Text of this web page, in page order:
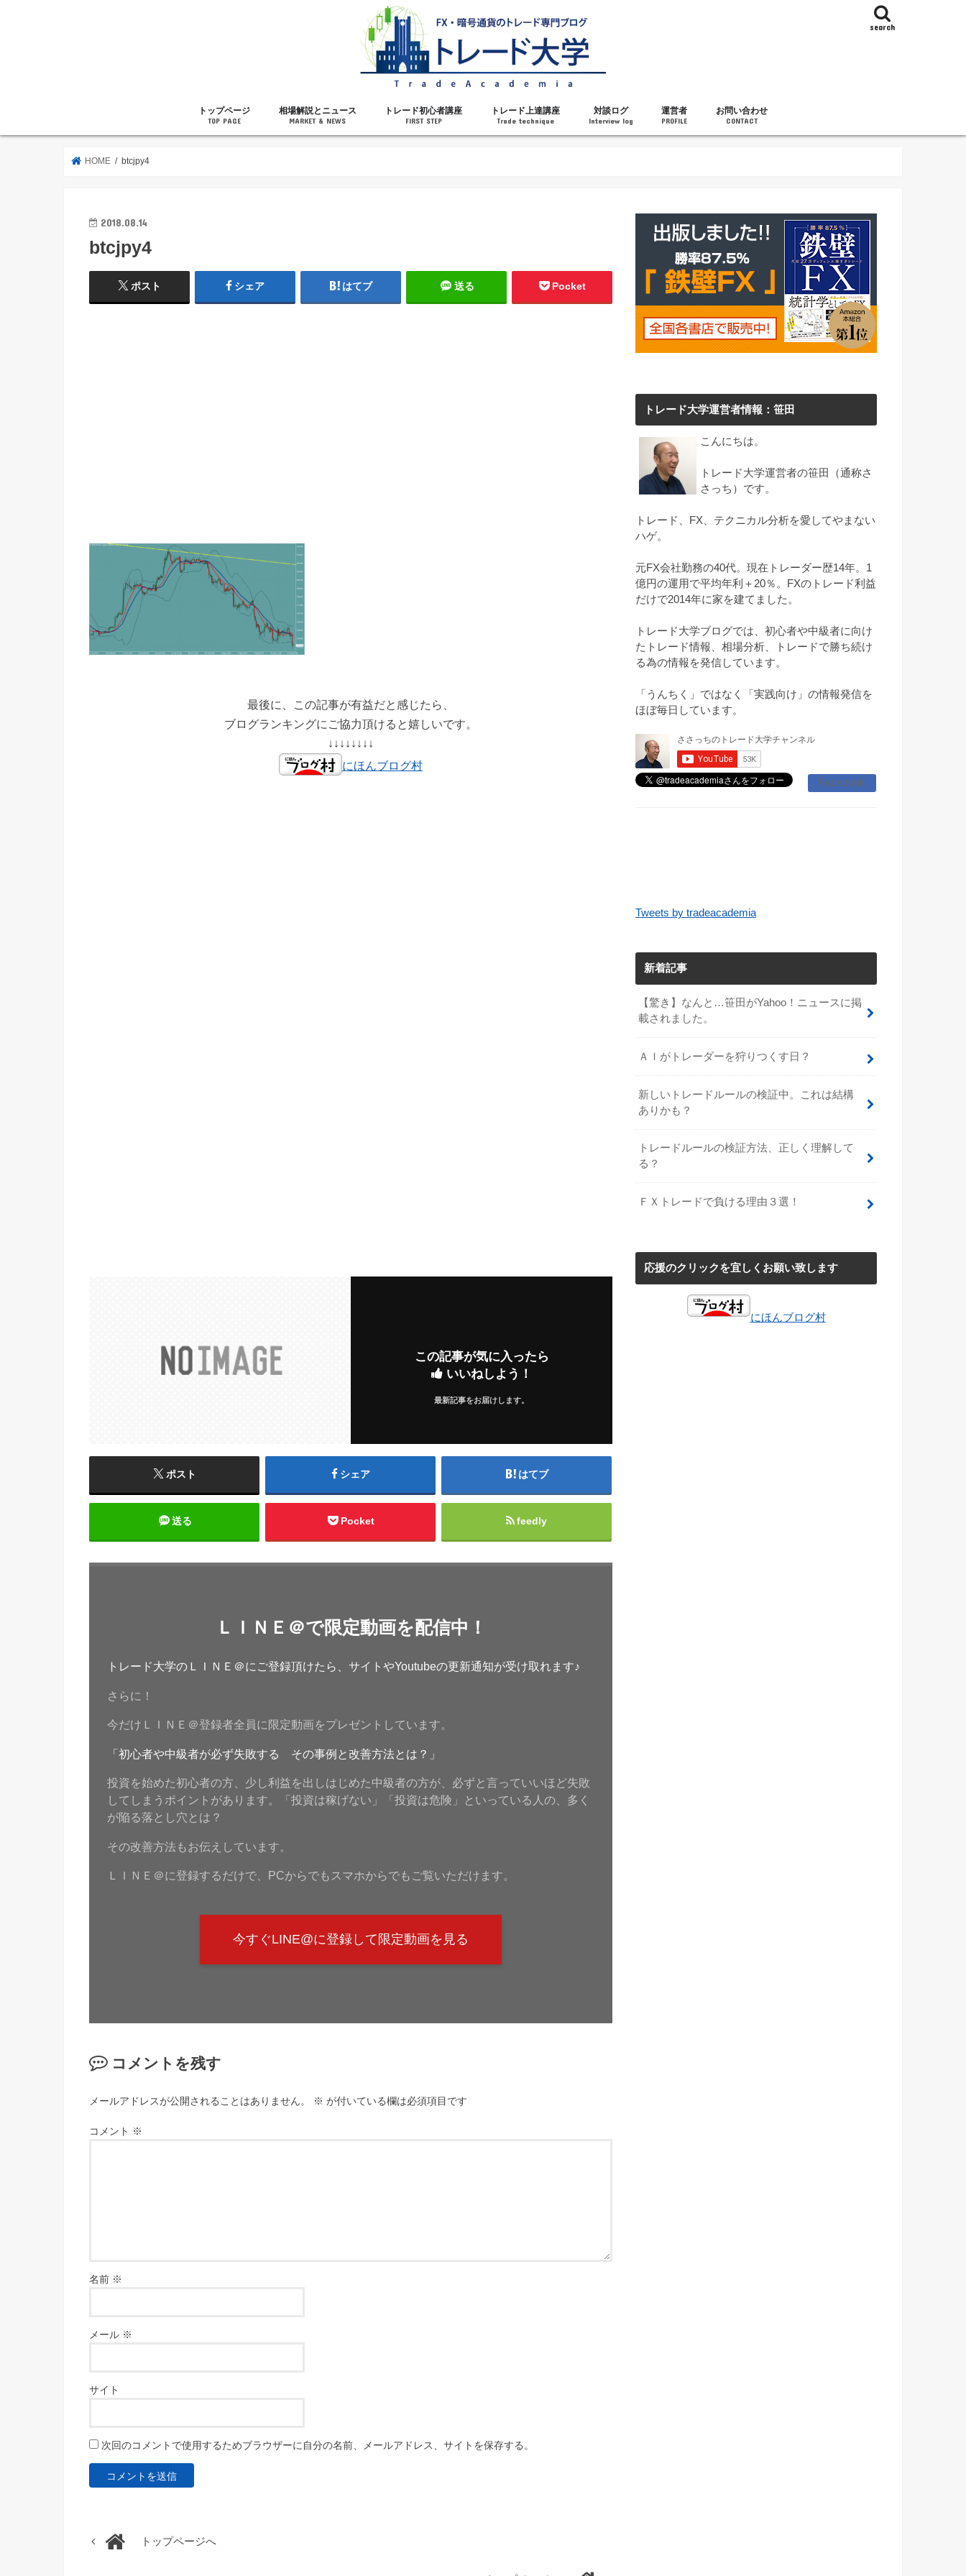
search
トップページ
TOP PAGE
相場解説とニュース
MARKET & NEWS
トレード初心者講座
FIRST STEP
トレード上達講座
Trade technique
対談ログ
Interview log
運営者
PROFILE
お問い合わせ
CONTACT
HOME btcjpy4
2018.08.14
btcjpy4
ポスト シェア はてブ 送る Pocket
最後に、この記事が有益だと感じたら、
ブログランキングにご協力頂けると嬉しいです。
↓↓↓↓↓↓↓↓
にほんブログ村
この記事が気に入ったら
いいねしよう！
最新記事をお届けします。
ポスト シェア はてブ
送る Pocket feedly
ＬＩＮＥ＠で限定動画を配信中！
トレード大学のＬＩＮＥ＠にご登録頂けたら、サイトやYoutubeの更新通知が受け取れます♪
さらに！
今だけＬＩＮＥ＠登録者全員に限定動画をプレゼントしています。
「初心者や中級者が必ず失敗する その事例と改善方法とは？」
投資を始めた初心者の方、少し利益を出しはじめた中級者の方が、必ずと言っていいほど失敗
してしまうポイントがあります。「投資は稼げない」「投資は危険」といっている人の、多く
が陥る落とし穴とは？
その改善方法もお伝えしています。
ＬＩＮＥ＠に登録するだけで、PCからでもスマホからでもご覧いただけます。
今すぐLINE@に登録して限定動画を見る
コメントを残す
メールアドレスが公開されることはありません。 ※ が付いている欄は必須項目です
コメント ※
名前 ※
メール ※
サイト
次回のコメントで使用するためブラウザーに自分の名前、メールアドレス、サイトを保存する。
トップページへ
トレード大学運営者情報：笹田
こんにちは。
トレード大学運営者の笹田（通称さ
さっち）です。
トレード、FX、テクニカル分析を愛してやまない
ハゲ。
元FX会社勤務の40代。現在トレーダー歴14年。1
億円の運用で平均年利＋20％。FXのトレード利益
だけで2014年に家を建てました。
トレード大学ブログでは、初心者や中級者に向け
たトレード情報、相場分析、トレードで勝ち続け
る為の情報を発信しています。
「うんちく」ではなく「実践向け」の情報発信を
ほぼ毎日しています。
Facebook
Tweets by tradeacademia
新着記事
【驚き】なんと…笹田がYahoo！ニュースに掲
載されました。
ＡＩがトレーダーを狩りつくす日？
新しいトレードルールの検証中。これは結構
ありかも？
トレードルールの検証方法、正しく理解して
る？
ＦＸトレードで負ける理由３選！
応援のクリックを宜しくお願い致します
にほんブログ村